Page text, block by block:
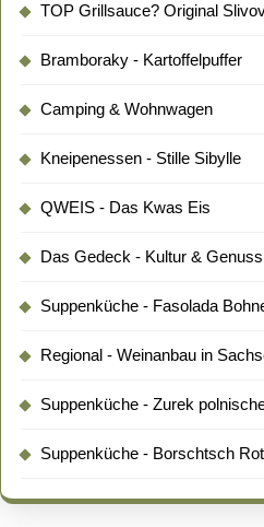
TOP Grillsauce? Original
Bramboraky - Kartoffelpuffer
Camping & Wohnwagen
Kneipenessen - Stille Sibylle
QWEIS - Das Kwas Eis
Das Gedeck - Kultur & Genuss
Suppenküche - Fasolada
Regional - Weinanbau in
Suppenküche - Zurek
Suppenküche - Borschtsch